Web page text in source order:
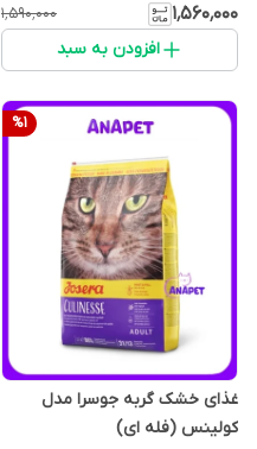
۱٬۵۶۰٬۰۰۰ ۱٬۵۹۰٬۰۰۰
افزودن به سبد
%1
غذای خشک گربه جوسرا مدل
کولینس (فله ای)